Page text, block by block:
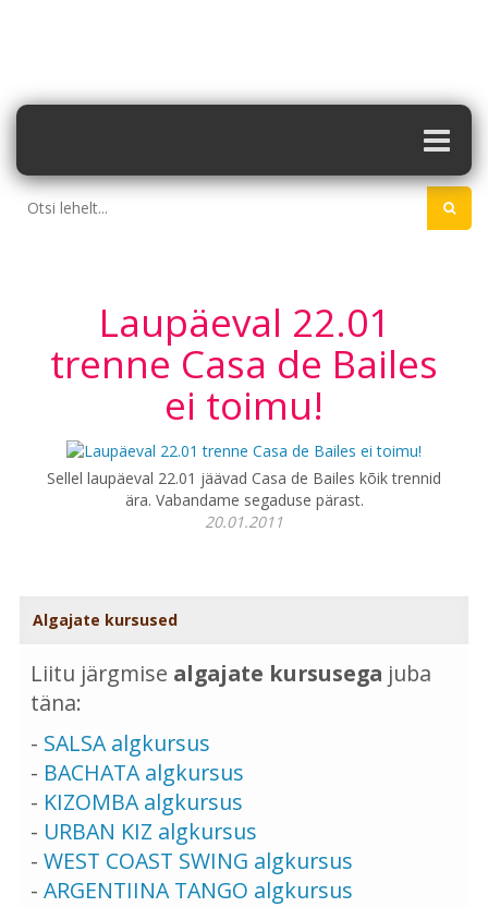
Laupäeval 22.01
trenne Casa de Bailes
ei toimu!
Sellel laupäeval 22.01 jäävad Casa de Bailes kõik trennid
ära. Vabandame segaduse pärast.
20.01.2011
Algajate kursused
Liitu järgmise algajate kursusega juba
täna:
- SALSA algkursus
- BACHATA algkursus
- KIZOMBA algkursus
- URBAN KIZ algkursus
- WEST COAST SWING algkursus
- ARGENTIINA TANGO algkursus